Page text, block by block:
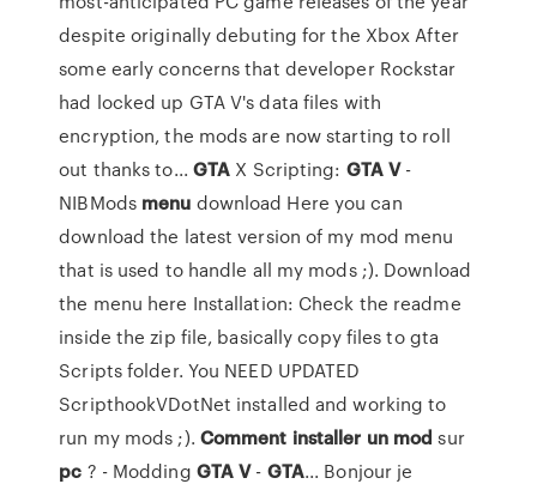
despite originally debuting for the Xbox After
some early concerns that developer Rockstar
had locked up GTA V's data files with
encryption, the mods are now starting to roll
out thanks to... GTA X Scripting: GTAV-
NIBMods menu download Here you can
download the latest version of my mod menu
that is used to handle all my mods ;). Download
the menu here Installation: Check the readme
inside the zip file, basically copy files to gta
Scripts folder. You NEED UPDATED
ScripthookVDotNet installed and working to
run my mods ;). Comment installer un mod sur
pc ? - Modding GTA V- GTA... Bonjour je